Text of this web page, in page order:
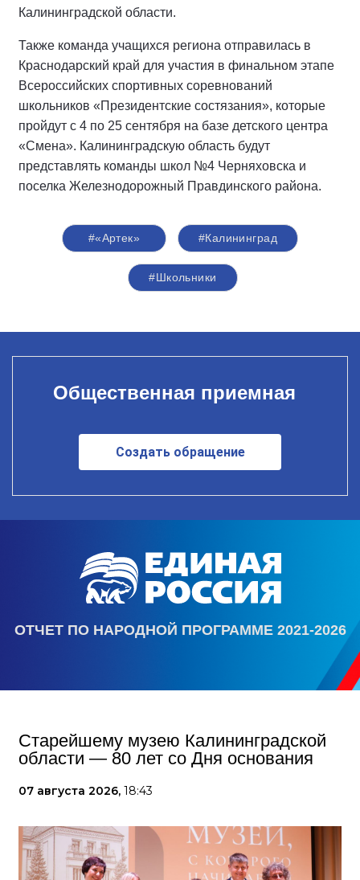
Калининградской области.
Также команда учащихся региона отправилась в
Краснодарский край для участия в финальном этапе
Всероссийских спортивных соревнований
школьников «Президентские состязания», которые
пройдут с 4 по 25 сентября на базе детского центра
«Смена». Калининградскую область будут
представлять команды школ №4 Черняховска и
поселка Железнодорожный Правдинского района.
#«Артек» #Калининград
#Школьники
Общественная приемная
Создать обращение
ОТЧЕТ ПО НАРОДНОЙ ПРОГРАММЕ 2021-2026
Старейшему музею Калининградской
области — 80 лет со Дня основания
07 августа 2026, 18:43